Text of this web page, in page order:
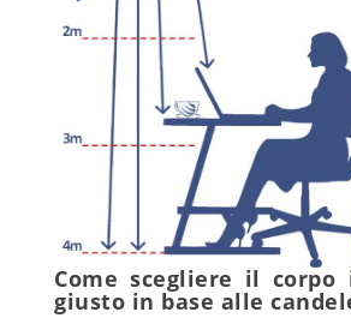
Come scegliere il
giusto in base alle